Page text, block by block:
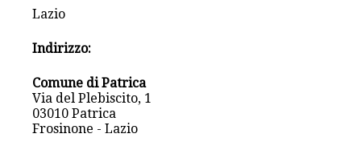
Lazio
Indirizzo:
Comune di Patrica
Via del Plebiscito, 1
03010 Patrica
Frosinone - Lazio